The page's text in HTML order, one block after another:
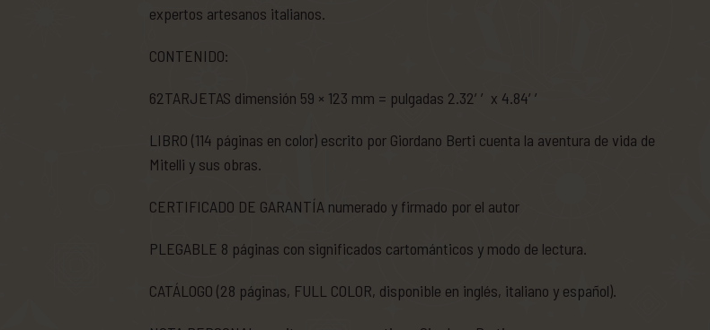
expertos artesanos italianos.
CONTENIDO:
62TARJETAS dimensión 59 × 123 mm = pulgadas 2.32′′ x 4.84′′
LIBRO (114 páginas en color) escrito por Giordano Berti cuenta la aventura de vida de
Mitelli y sus obras.
CERTIFICADO DE GARANTÍA numerado y firmado por el autor
PLEGABLE 8 páginas con significados cartománticos y modo de lectura.
CATÁLOGO (28 páginas, FULL COLOR, disponible en inglés, italiano y español).